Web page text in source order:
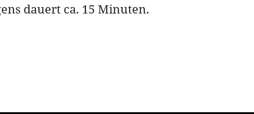
dauert ca. 15 Minuten.